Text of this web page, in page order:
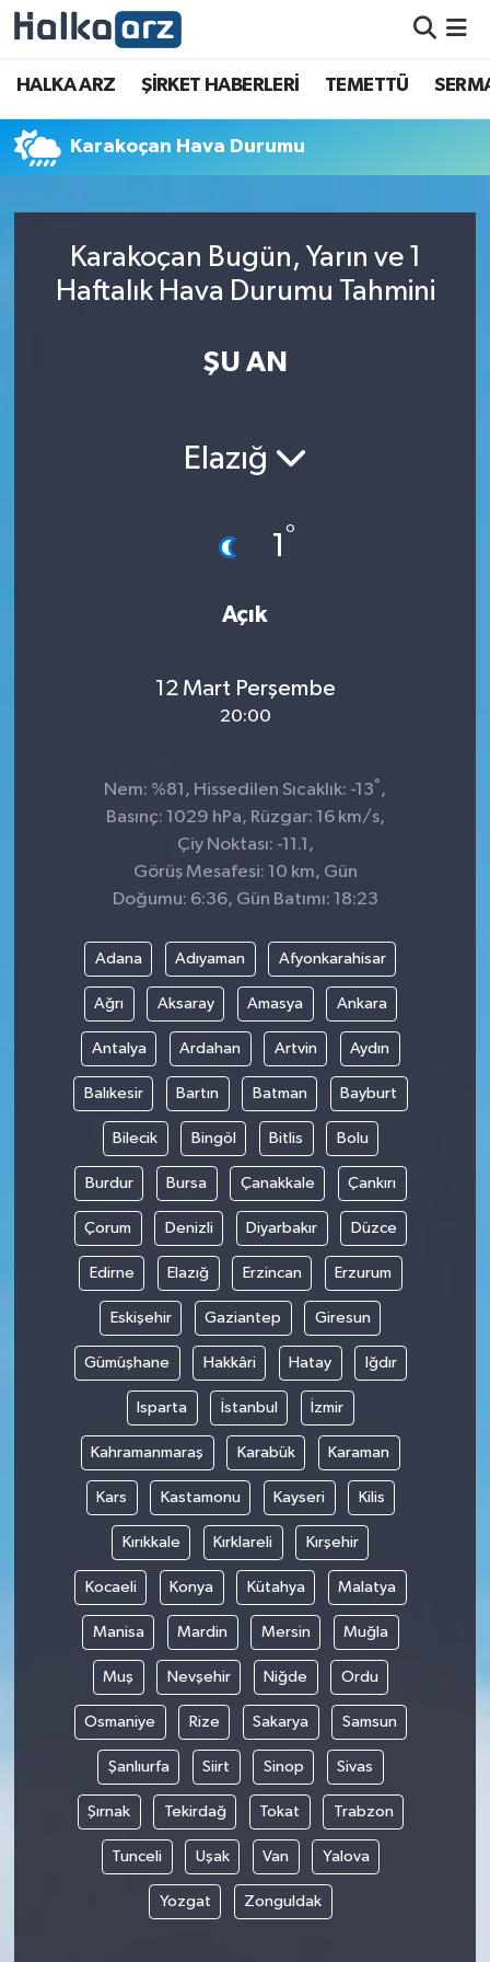
HALKA ARZ ŞİRKET HABERLERİ TEMETTÜ
Karakoçan Hava Durumu
Karakoçan Bugün, Yarın ve 1
Haftalık Hava Durumu Tahmini
ŞU AN
Elazığ
1 °
Açık
12 Mart Perşembe
20:00
Nem: %81, Hissedilen Sıcaklık: -13°,
Basınç: 1029 hPa, Rüzgar: 16 km/s,
Çiy Noktası: -11.1,
Görüş Mesafesi: 10 km, Gün
Doğumu: 6:36, Gün Batımı: 18:23
Adana Adıyaman Afyonkarahisar
Ağrı Aksaray Amasya Ankara
Antalya Ardahan Artvin Aydın
Balıkesir Bartın Batman Bayburt
Bilecik Bingöl Bitlis Bolu
Burdur Bursa Çanakkale Çankırı
Çorum Denizli Diyarbakır Düzce
Edirne Elazığ Erzincan Erzurum
Eskişehir Gaziantep Giresun
Gümüşhane Hakkâri Hatay Iğdır
Isparta İstanbul İzmir
Kahramanmaraş Karabük Karaman
Kars Kastamonu Kayseri Kilis
Kırıkkale Kırklareli Kırşehir
Kocaeli Konya Kütahya Malatya
Manisa Mardin Mersin Muğla
Muş Nevşehir Niğde Ordu
Osmaniye Rize Sakarya Samsun
Şanlıurfa Siirt Sinop Sivas
Şırnak Tekirdağ Tokat Trabzon
Tunceli Uşak Van Yalova
Yozgat Zonguldak
HALKA ARZ
SERMAYE ARTIRIMI
TEMETTÜ
İletişim